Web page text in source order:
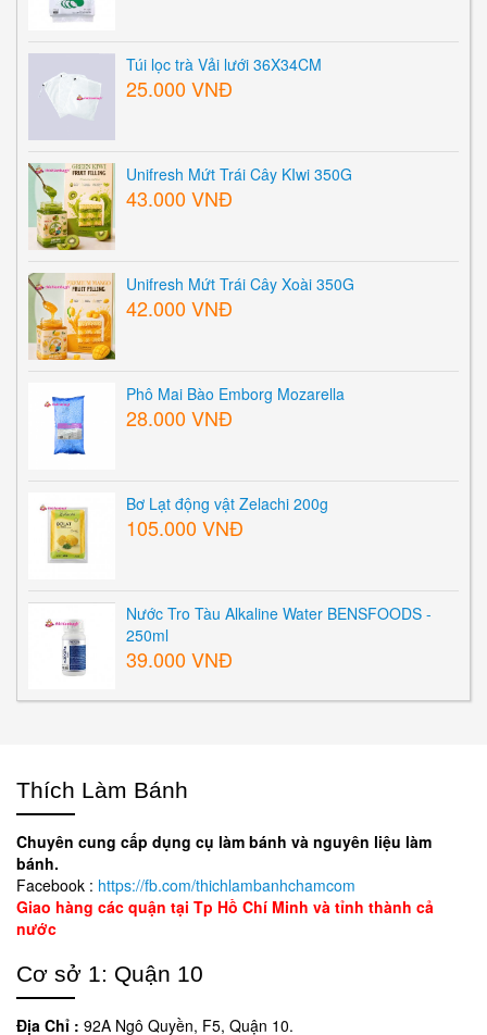
Túi lọc trà Vải lưới 36X34CM
25.000 VNĐ
Unifresh Mứt Trái Cây KIwi 350G
43.000 VNĐ
Unifresh Mứt Trái Cây Xoài 350G
42.000 VNĐ
Phô Mai Bào Emborg Mozarella
28.000 VNĐ
Bơ Lạt động vật Zelachi 200g
105.000 VNĐ
Nước Tro Tàu Alkaline Water BENSFOODS -
250ml
39.000 VNĐ
Thích Làm Bánh
Chuyên cung cấp dụng cụ làm bánh và nguyên liệu làm
bánh.
Facebook : https://fb.com/thichlambanhchamcom
Giao hàng các quận tại Tp Hồ Chí Minh và tỉnh thành cả
nước
Cơ sở 1: Quận 10
Địa Chỉ : 92A Ngô Quyền, F5, Quận 10.